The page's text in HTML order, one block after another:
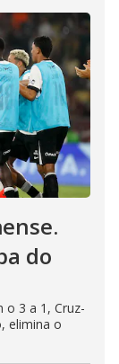
do
3 a 1, Cruz-
elimina o